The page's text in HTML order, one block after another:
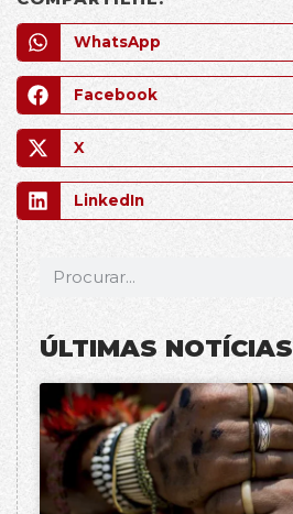
WhatsApp
Facebook
X
LinkedIn
ÚLTIMAS NOTÍCIAS